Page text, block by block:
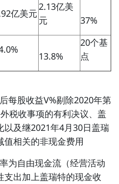
亿美元
2.13亿美
元
37%
13.8%
20个基
点
每股收益V%剔除2020年第
税收事项的有利决议、盖
以及继2021年4月30日盖瑞
值相关的非现金费用
为自由现金流（经营活动
支出加上盖瑞特的现金收